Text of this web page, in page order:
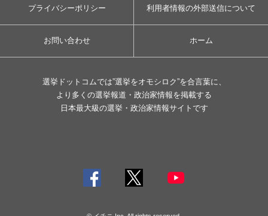
プライバシーポリシー 利用者情報の外部送信について
お問い合わせ ホーム
選挙ドットコムでは”選挙をオモシロク”を合言葉に、
より多くの選挙報道・政治家情報を掲載する
日本最大級の選挙・政治家情報サイトです